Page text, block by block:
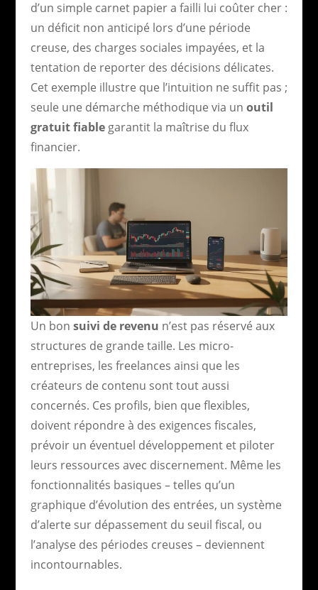
d’un simple carnet papier a failli lui coûter cher :
un déficit non anticipé lors d’une période
creuse, des charges sociales impayées, et la
tentation de reporter des décisions délicates.
Cet exemple illustre que l’intuition ne suffit pas ;
seule une démarche méthodique via un outil
gratuit fiablegarantit la maîtrise du flux
financier.
Un bon suivi de revenu n’est pas réservé aux
structures de grande taille. Les micro-
entreprises, les freelances ainsi que les
créateurs de contenu sont tout aussi
concernés. Ces profils, bien que flexibles,
doivent répondre à des exigences fiscales,
prévoir un éventuel développement et piloter
leurs ressources avec discernement. Même les
fonctionnalités basiques – telles qu’un
graphique d’évolution des entrées, un système
d’alerte sur dépassement du seuil fiscal, ou
l’analyse des périodes creuses – deviennent
incontournables.